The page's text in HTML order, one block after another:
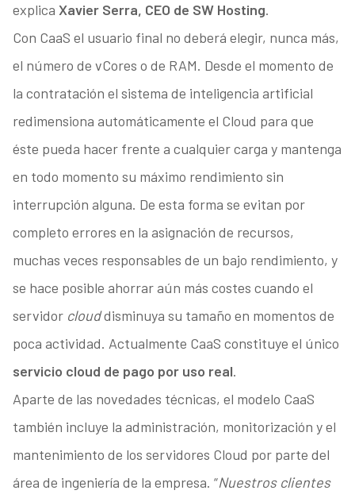
explica Xavier Serra, CEO de SW Hosting.
Con CaaS el usuario final no deberá elegir, nunca más,
el número de vCores o de RAM. Desde el momento de
la contratación el sistema de inteligencia artificial
redimensiona automáticamente el Cloud para que
éste pueda hacer frente a cualquier carga y mantenga
en todo momento su máximo rendimiento sin
interrupción alguna. De esta forma se evitan por
completo errores en la asignación de recursos,
muchas veces responsables de un bajo rendimiento, y
se hace posible ahorrar aún más costes cuando el
servidor clouddisminuya su tamaño en momentos de
poca actividad. Actualmente CaaS constituye el único
servicio cloud de pago por uso real.
Aparte de las novedades técnicas, el modelo CaaS
también incluye la administración, monitorización y el
mantenimiento de los servidores Cloud por parte del
área de ingeniería de la empresa. “Nuestros clientes